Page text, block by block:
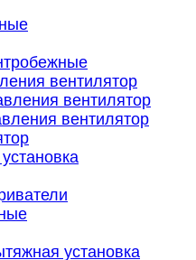
вентилятор
вентилятор
вентилятор
установка